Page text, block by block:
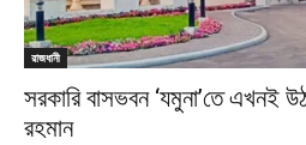
রাজধানী
সরকারি বাসভবন ‘যমুনা’তে এখনই
রহমান